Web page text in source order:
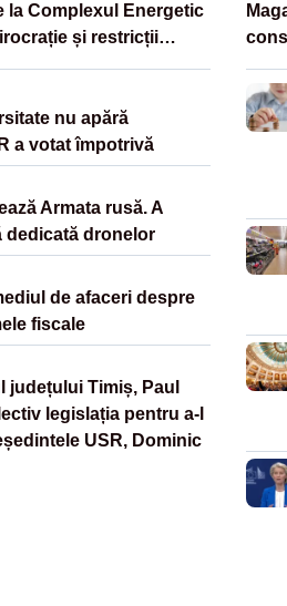
la Complexul Energetic
și restricții
nu apără
a votat împotrivă
Armata rusă. A
dedicată dronelor
de afaceri despre
fiscale
județului Timiș, Paul
legislația pentru a-l
USR, Dominic